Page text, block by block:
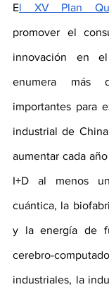
El XV Plan
promover el
innovación en
enumera más
importantes para
industrial de
aumentar cada
I+D al menos
cuántica, la
y la energía de
cerebro-
industriales, la